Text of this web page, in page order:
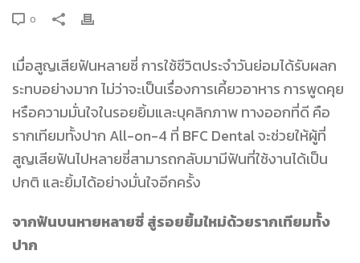
0
เมื่อสูญเสียฟันหลายซี่ การใช้ชีวิตประจำวันย่อมได้รับผลก
ระทบอย่างมาก ไม่ว่าจะเป็นเรื่องการเคี้ยวอาหาร การพูดคุย
หรือความมั่นใจในรอยยิ้มและบุคลิกภาพ ทางออกที่ดี คือ
รากเทียมทั้งปาก All-on-4 ที่ BFC Dental จะช่วยให้ผู้ที่
สูญเสียฟันไปหลายซี่สามารถกลับมามีฟันที่ใช้งานได้เป็น
ปกติ และยิ้มได้อย่างมั่นใจอีกครั้ง
จากฟันบนหายหลายซี่ สู่รอยยิ้มใหม่ด้วยรากเทียมทั้ง
ปาก